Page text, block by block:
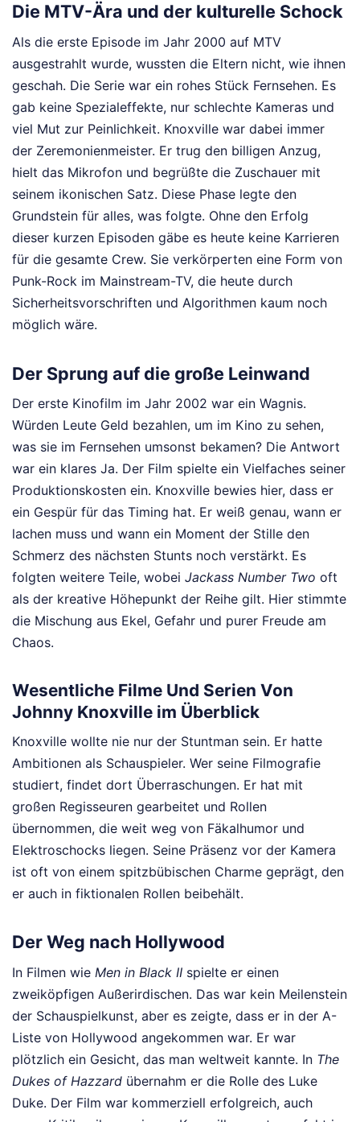
Die MTV-Ära und der kulturelle Schock
Als die erste Episode im Jahr 2000 auf MTV
ausgestrahlt wurde, wussten die Eltern nicht, wie ihnen
geschah. Die Serie war ein rohes Stück Fernsehen. Es
gab keine Spezialeffekte, nur schlechte Kameras und
viel Mut zur Peinlichkeit. Knoxville war dabei immer
der Zeremonienmeister. Er trug den billigen Anzug,
hielt das Mikrofon und begrüßte die Zuschauer mit
seinem ikonischen Satz. Diese Phase legte den
Grundstein für alles, was folgte. Ohne den Erfolg
dieser kurzen Episoden gäbe es heute keine Karrieren
für die gesamte Crew. Sie verkörperten eine Form von
Punk-Rock im Mainstream-TV, die heute durch
Sicherheitsvorschriften und Algorithmen kaum noch
möglich wäre.
Der Sprung auf die große Leinwand
Der erste Kinofilm im Jahr 2002 war ein Wagnis.
Würden Leute Geld bezahlen, um im Kino zu sehen,
was sie im Fernsehen umsonst bekamen? Die Antwort
war ein klares Ja. Der Film spielte ein Vielfaches seiner
Produktionskosten ein. Knoxville bewies hier, dass er
ein Gespür für das Timing hat. Er weiß genau, wann er
lachen muss und wann ein Moment der Stille den
Schmerz des nächsten Stunts noch verstärkt. Es
folgten weitere Teile, wobei Jackass Number Two oft
als der kreative Höhepunkt der Reihe gilt. Hier stimmte
die Mischung aus Ekel, Gefahr und purer Freude am
Chaos.
Wesentliche Filme Und Serien Von
Johnny Knoxville im Überblick
Knoxville wollte nie nur der Stuntman sein. Er hatte
Ambitionen als Schauspieler. Wer seine Filmografie
studiert, findet dort Überraschungen. Er hat mit
großen Regisseuren gearbeitet und Rollen
übernommen, die weit weg von Fäkalhumor und
Elektroschocks liegen. Seine Präsenz vor der Kamera
ist oft von einem spitzbübischen Charme geprägt, den
er auch in fiktionalen Rollen beibehält.
Der Weg nach Hollywood
In Filmen wie Men in Black II spielte er einen
zweiköpfigen Außerirdischen. Das war kein Meilenstein
der Schauspielkunst, aber es zeigte, dass er in der A-
Liste von Hollywood angekommen war. Er war
plötzlich ein Gesicht, das man weltweit kannte. In The
Dukes of Hazzard übernahm er die Rolle des Luke
Duke. Der Film war kommerziell erfolgreich, auch